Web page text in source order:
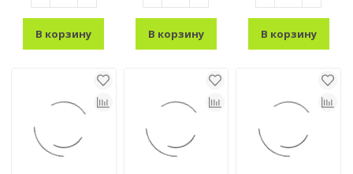
В корзину В корзину В корзину